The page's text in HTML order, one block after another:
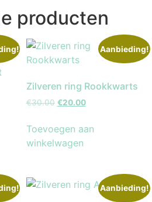
producten
Aanbieding!
Zilveren ring Rookkwarts
€30.00 €20.00
Toevoegen aan
winkelwagen
Aanbieding!